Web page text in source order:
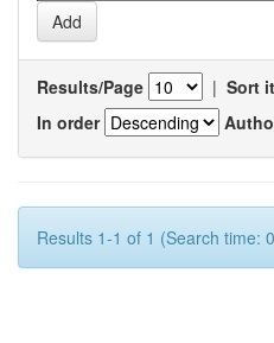
Results/Page | Sort
In order
Results 1-1 of 1 (Search time: